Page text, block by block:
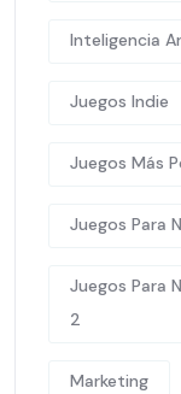
Inteligencia
Juegos Indie
Juegos Más
Juegos Para
Juegos Para
2
Marketing